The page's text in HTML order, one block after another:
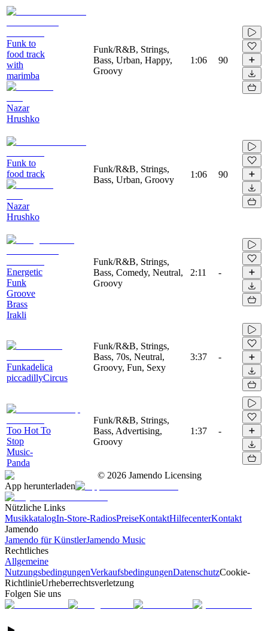
Funk to
food track
with
marimba
Nazar
Hrushko
Funk/R&B, Strings,
Bass, Urban, Happy,
Groovy
1:06 90
Funk to
food track
Nazar
Hrushko
Funk/R&B, Strings,
Bass, Urban, Groovy
1:06 90
Energetic
Funk
Groove
Brass
Irakli
Funk/R&B, Strings,
Bass, Comedy, Neutral,
Groovy
2:11 -
Funkadelica
piccadillyCircus
Funk/R&B, Strings,
Bass, 70s, Neutral,
Groovy, Fun, Sexy
3:37 -
Too Hot To
Stop
Music-
Panda
Funk/R&B, Strings,
Bass, Advertising,
Groovy
1:37 -
© 2026 Jamendo Licensing
App herunterladen
Nützliche Links
MusikkatalogIn-Store-RadiosPreiseKontaktHilfecenterKontakt
Jamendo
Jamendo für KünstlerJamendo Music
Rechtliches
Allgemeine
NutzungsbedingungenVerkaufsbedingungenDatenschutzCookie-
RichtlinieUrheberrechtsverletzung
Folgen Sie uns